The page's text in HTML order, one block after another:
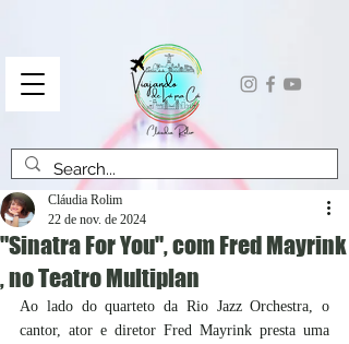
"Sinatra For You", com Fred Mayrink
, no Teatro Multiplan
Cláudia Rolim
22 de nov. de 2024
Ao lado do quarteto da Rio Jazz Orchestra, o
cantor, ator e diretor Fred Mayrink presta uma